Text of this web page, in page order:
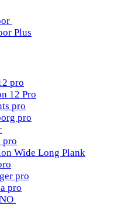
Plus
pro
12 Pro
pro
pro
pro
Wide Long Plank
pro
pro